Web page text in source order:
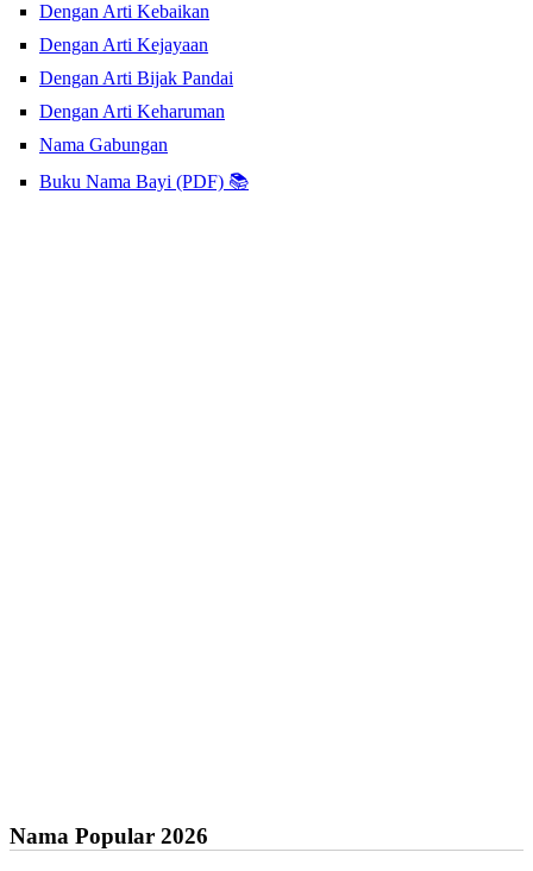
Dengan Arti Kebaikan
Dengan Arti Kejayaan
Dengan Arti Bijak Pandai
Dengan Arti Keharuman
Nama Gabungan
Buku Nama Bayi (PDF) 📚
Nama Popular 2026